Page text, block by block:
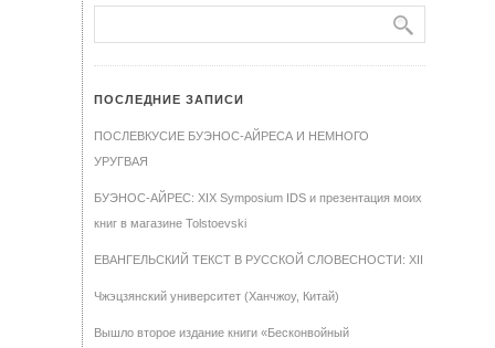
ПОСЛЕДНИЕ ЗАПИСИ
ПОСЛЕВКУСИЕ БУЭНОС-АЙРЕСА И НЕМНОГО
УРУГВАЯ
БУЭНОС-АЙРЕС: XIX Symposium IDS и презентация моих
книг в магазине Tolstoevski
ЕВАНГЕЛЬСКИЙ ТЕКСТ В РУССКОЙ СЛОВЕСНОСТИ: XII
Чжэцзянский университет (Ханчжоу, Китай)
Вышло второе издание книги «Бесконвойный